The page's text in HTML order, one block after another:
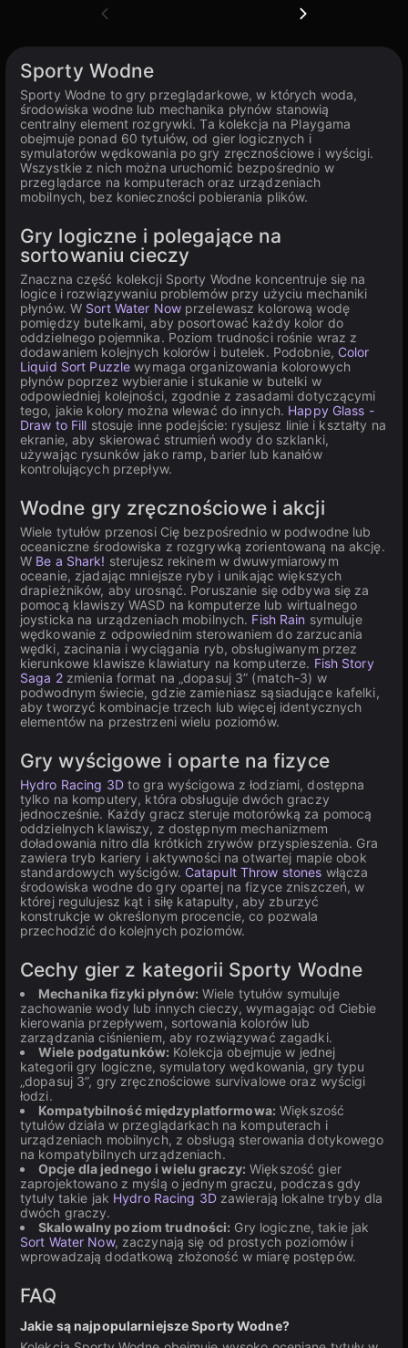
Sporty Wodne
Sporty Wodne to gry przeglądarkowe, w których woda,
środowiska wodne lub mechanika płynów stanowią
centralny element rozgrywki. Ta kolekcja na Playgama
obejmuje ponad 60 tytułów, od gier logicznych i
symulatorów wędkowania po gry zręcznościowe i wyścigi.
Wszystkie z nich można uruchomić bezpośrednio w
przeglądarce na komputerach oraz urządzeniach
mobilnych, bez konieczności pobierania plików.
Gry logiczne i polegające na
sortowaniu cieczy
Znaczna część kolekcji Sporty Wodne koncentruje się na
logice i rozwiązywaniu problemów przy użyciu mechaniki
płynów. W Sort Water Nowprzelewasz kolorową wodę
pomiędzy butelkami, aby posortować każdy kolor do
oddzielnego pojemnika. Poziom trudności rośnie wraz z
dodawaniem kolejnych kolorów i butelek. Podobnie, Color
Liquid Sort Puzzle wymaga organizowania kolorowych
płynów poprzez wybieranie i stukanie w butelki w
odpowiedniej kolejności, zgodnie z zasadami dotyczącymi
tego, jakie kolory można wlewać do innych. Happy Glass -
Draw to Fill stosuje inne podejście: rysujesz linie i kształty na
ekranie, aby skierować strumień wody do szklanki,
używając rysunków jako ramp, barier lub kanałów
kontrolujących przepływ.
Wodne gry zręcznościowe i akcji
Wiele tytułów przenosi Cię bezpośrednio w podwodne lub
oceaniczne środowiska z rozgrywką zorientowaną na akcję.
W Be a Shark! sterujesz rekinem w dwuwymiarowym
oceanie, zjadając mniejsze ryby i unikając większych
drapieżników, aby urosnąć. Poruszanie się odbywa się za
pomocą klawiszy WASD na komputerze lub wirtualnego
joysticka na urządzeniach mobilnych. Fish Rain symuluje
wędkowanie z odpowiednim sterowaniem do zarzucania
wędki, zacinania i wyciągania ryb, obsługiwanym przez
kierunkowe klawisze klawiatury na komputerze. Fish Story
Saga 2zmienia format na „dopasuj 3” (match-3) w
podwodnym świecie, gdzie zamieniasz sąsiadujące kafelki,
aby tworzyć kombinacje trzech lub więcej identycznych
elementów na przestrzeni wielu poziomów.
Gry wyścigowe i oparte na fizyce
Hydro Racing 3Dto gra wyścigowa z łodziami, dostępna
tylko na komputery, która obsługuje dwóch graczy
jednocześnie. Każdy gracz steruje motorówką za pomocą
oddzielnych klawiszy, z dostępnym mechanizmem
doładowania nitro dla krótkich zrywów przyspieszenia. Gra
zawiera tryb kariery i aktywności na otwartej mapie obok
standardowych wyścigów. Catapult Throw stones włącza
środowiska wodne do gry opartej na fizyce zniszczeń, w
której regulujesz kąt i siłę katapulty, aby zburzyć
konstrukcje w określonym procencie, co pozwala
przechodzić do kolejnych poziomów.
Cechy gier z kategorii Sporty Wodne
Mechanika fizyki płynów: Wiele tytułów symuluje
zachowanie wody lub innych cieczy, wymagając od Ciebie
kierowania przepływem, sortowania kolorów lub
zarządzania ciśnieniem, aby rozwiązywać zagadki.
Wiele podgatunków: Kolekcja obejmuje w jednej
kategorii gry logiczne, symulatory wędkowania, gry typu
„dopasuj 3”, gry zręcznościowe survivalowe oraz wyścigi
łodzi.
Kompatybilność międzyplatformowa: Większość
tytułów działa w przeglądarkach na komputerach i
urządzeniach mobilnych, z obsługą sterowania dotykowego
na kompatybilnych urządzeniach.
Opcje dla jednego i wielu graczy: Większość gier
zaprojektowano z myślą o jednym graczu, podczas gdy
tytuły takie jak Hydro Racing 3Dzawierają lokalne tryby dla
dwóch graczy.
Skalowalny poziom trudności: Gry logiczne, takie jak
Sort Water Now, zaczynają się od prostych poziomów i
wprowadzają dodatkową złożoność w miarę postępów.
FAQ
Jakie są najpopularniejsze Sporty Wodne?